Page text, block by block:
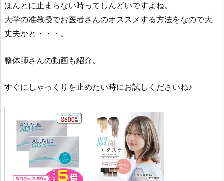
ほんとに止まらない時ってしんどいですよね。
大学の准教授でお医者さんのオススメする方法をなので大
丈夫かと・・・。
整体師さんの動画も紹介。
すぐにしゃっくりを止めたい時にお試しくださいね♪